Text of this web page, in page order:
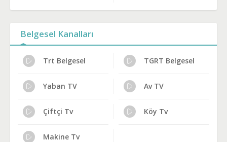
Belgesel Kanalları
Trt Belgesel TGRT Belgesel
Yaban TV Av TV
Çiftçi Tv Köy Tv
Makine Tv